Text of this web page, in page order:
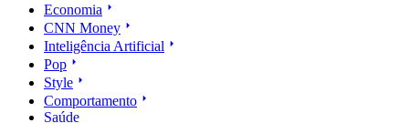
Economia
CNN Money
Inteligência Artificial
Pop
Style
Comportamento
Saúde